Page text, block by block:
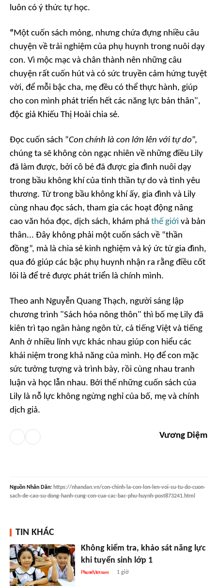
luôn có ý thức tự học.
“Một cuốn sách mỏng, nhưng chứa đựng nhiều câu
chuyện về trải nghiệm của phụ huynh trong nuôi dạy
con. Vì mộc mạc và chân thành nên những câu
chuyện rất cuốn hút và có sức truyền cảm hứng tuyệt
vời, để mỗi bậc cha, mẹ đều có thể thực hành, giúp
cho con mình phát triển hết các năng lực bản thân",
độc giả Khiếu Thị Hoài chia sẻ.
Đọc cuốn sách “Con chính là con lớn lên với tự do”,
chúng ta sẽ không còn ngạc nhiên về những điều Lily
đã làm được, bởi cô bé đã được gia đình nuôi dạy
trong bầu không khí của tinh thần tự do và tình yêu
thương. Từ trong bầu không khí ấy, gia đình và Lily
cùng nhau đọc sách, tham gia các hoạt động nâng
cao văn hóa đọc, dịch sách, khám phá thế giới và bản
thân... Đây không phải một cuốn sách về “thần
đồng”, mà là chia sẻ kinh nghiệm và ký ức từ gia đình,
qua đó giúp các bậc phụ huynh nhận ra rằng điều cốt
lõi là để trẻ được phát triển là chính mình.
Theo anh Nguyễn Quang Thạch, người sáng lập
chương trình "Sách hóa nông thôn" thì bố mẹ Lily đã
kiên trì tạo ngân hàng ngôn từ, cả tiếng Việt và tiếng
Anh ở nhiều lĩnh vực khác nhau giúp con hiểu các
khái niệm trong khả năng của mình. Họ để con mặc
sức tưởng tượng và trình bày, rồi cùng nhau tranh
luận và học lẫn nhau. Bởi thế những cuốn sách của
Lily là nỗ lực không ngừng nghỉ của bố, mẹ và chính
dịch giả.
Vương Diệm
Nguồn Nhân Dân: https://nhandan.vn/con-chinh-la-con-lon-len-voi-su-tu-do-cuon-
sach-de-cao-su-dong-hanh-cung-con-cua-cac-bac-phu-huynh-post873241.html
TIN KHÁC
Không kiểm tra, khảo sát năng lực
khi tuyển sinh lớp 1
1 giờ